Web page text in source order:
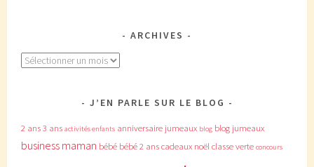
ARCHIVES
Archives
J’EN PARLE SUR LE BLOG
2 ans3 ans activités enfants anniversaire jumeaux blog blog jumeaux
business maman bébé bébé 2 anscadeaux noëlclasse verte concours